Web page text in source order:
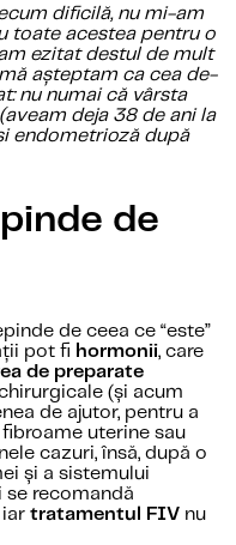
dificilă, nu mi-am
toate acestea pentru o
ezitat destul de mult
așteptam ca cea de-
nu numai că vârsta
deja 38 de ani la
endometrioză după
de
de ceea ce “este”
pot fi hormonii, care
de preparate
(și acum
de ajutor, pentru a
uterine sau
cazuri, însă, după o
și a sistemului
se recomandă
iar tratamentul FIV nu